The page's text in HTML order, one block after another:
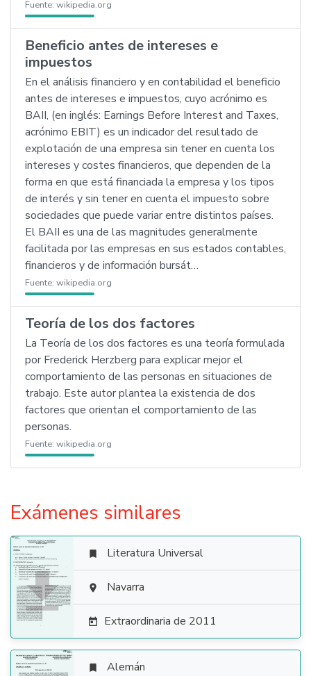
Fuente: wikipedia.org
Beneficio antes de intereses e
impuestos
En el análisis financiero y en contabilidad el beneficio
antes de intereses e impuestos, cuyo acrónimo es
BAII, (en inglés: Earnings Before Interest and Taxes,
acrónimo EBIT) es un indicador del resultado de
explotación de una empresa sin tener en cuenta los
intereses y costes financieros, que dependen de la
forma en que está financiada la empresa y los tipos
de interés y sin tener en cuenta el impuesto sobre
sociedades que puede variar entre distintos países.
El BAII es una de las magnitudes generalmente
facilitada por las empresas en sus estados contables,
financieros y de información bursát…
Fuente: wikipedia.org
Teoría de los dos factores
La Teoría de los dos factores es una teoría formulada
por Frederick Herzberg para explicar mejor el
comportamiento de las personas en situaciones de
trabajo. Este autor plantea la existencia de dos
factores que orientan el comportamiento de las
personas.
Fuente: wikipedia.org
Exámenes similares

 Literatura Universal
 Navarra
 Extraordinaria de 2011
 Alemán